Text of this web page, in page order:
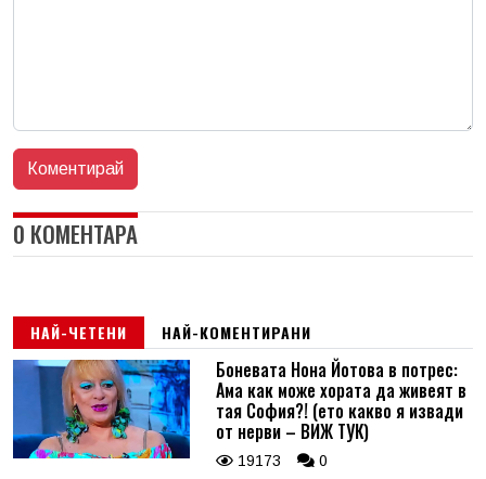
0 КОМЕНТАРА
НАЙ-ЧЕТЕНИ НАЙ-КОМЕНТИРАНИ
Боневата Нона Йотова в потрес:
Ама как може хората да живеят в
тая София?! (ето какво я извади
от нерви – ВИЖ ТУК)
19173 0